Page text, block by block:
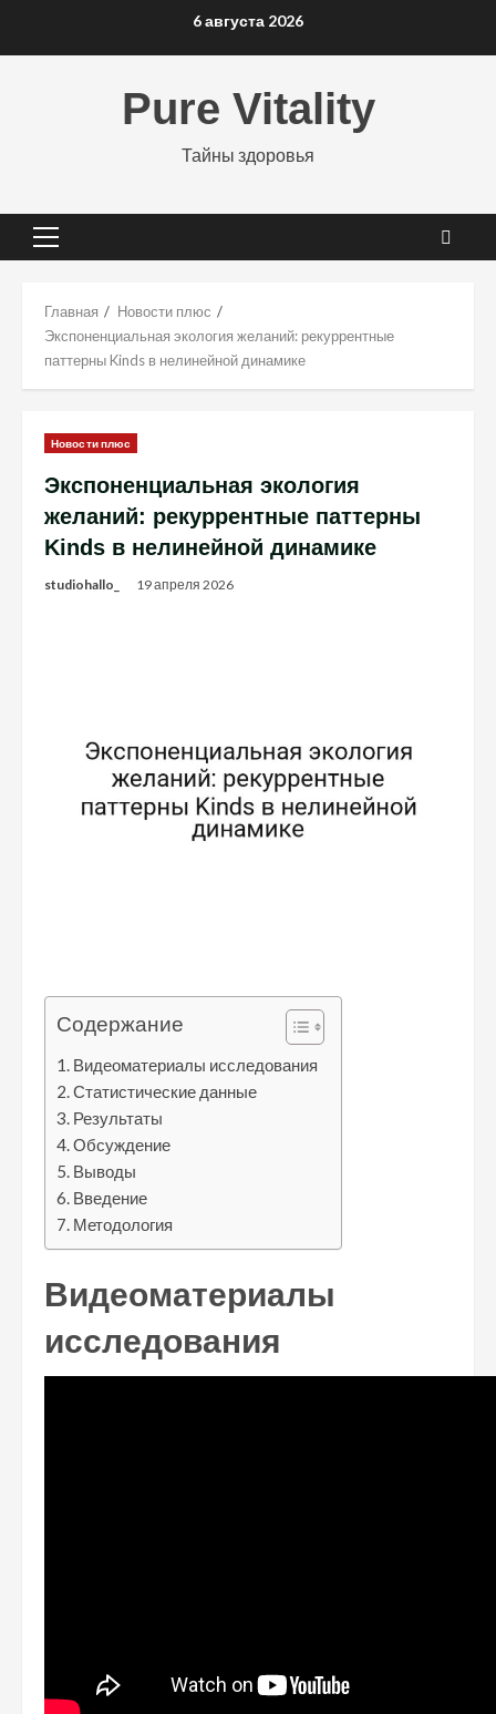
6 августа 2026
Pure Vitality
Тайны здоровья
Основное
Главная
Новости плюс
Экспоненциальная экология желаний: рекуррентные
паттерны Kinds в нелинейной динамике
Новости плюс
Экспоненциальная экология
желаний: рекуррентные паттерны
Kinds в нелинейной динамике
studiohallo_ 19 апреля 2026
Содержание
Видеоматериалы исследования
Статистические данные
Результаты
Обсуждение
Выводы
Введение
Методология
Видеоматериалы
исследования